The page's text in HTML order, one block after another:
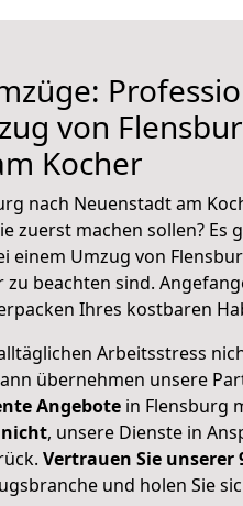
von
Kocher
nach Neuenstadt am
zuerst machen sollen? Es
einem Umzug von
zu beachten sind.
Ihres kostbaren
Arbeitsstress
übernehmen unsere
Angebote in Flensburg
nicht, unsere Dienste in
Vertrauen Sie unserer
und holen Sie